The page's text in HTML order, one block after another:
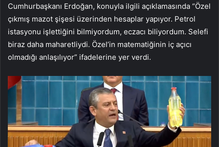
Cumhurbaşkanı Erdoğan, konuyla ilgili açıklamasında “Özel
çıkmış mazot şişesi üzerinden hesaplar yapıyor. Petrol
istasyonu işlettiğini bilmiyordum, eczacı biliyordum. Selefi
biraz daha maharetliydi. Özel’in matematiğinin iç açıcı
olmadığı anlaşılıyor” ifadelerine yer verdi.